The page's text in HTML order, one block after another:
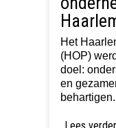
Het
(HOP)
doel:
en